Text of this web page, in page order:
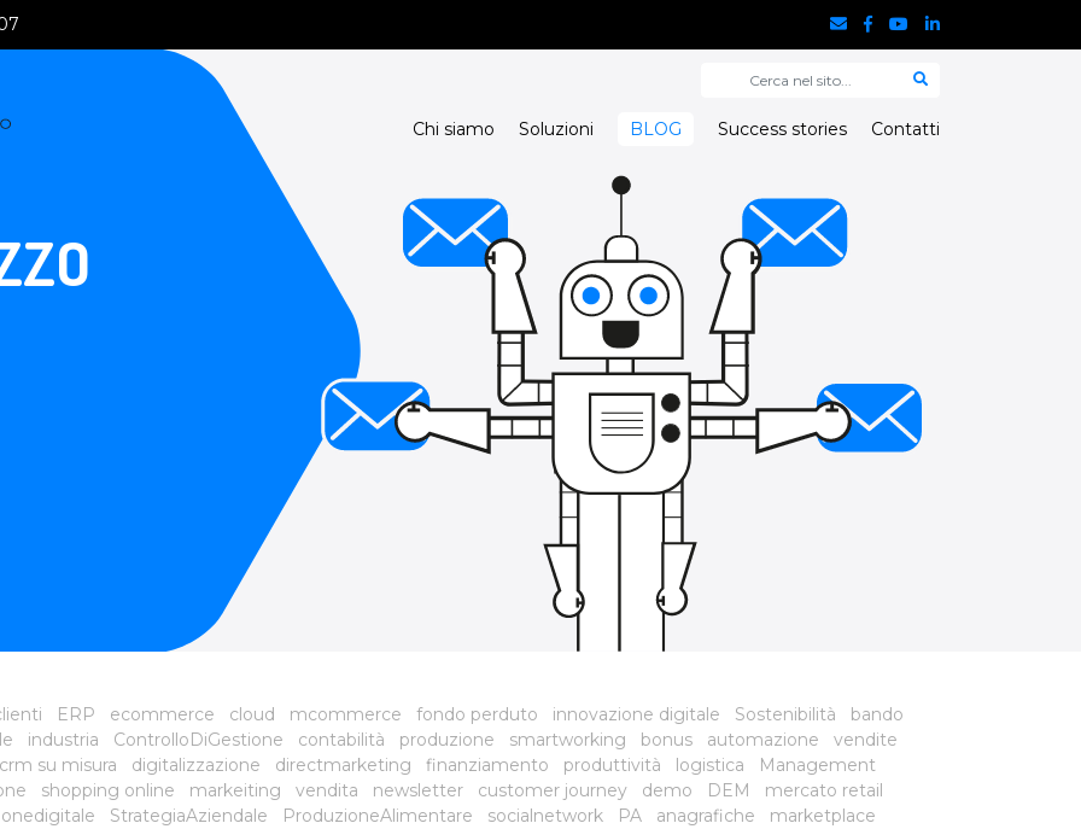
Chi siamo Soluzioni BLOG Success stories Contatti
ERP ecommerce cloud mcommerce fondo perduto innovazione digitale Sostenibilità
bando
industria ControlloDiGestione contabilità produzione smartworking bonus automazione
vendite
su misura
digitalizzazione directmarketing finanziamento produttività logistica
Management
shopping online markeiting vendita newsletter customer journey demo DEM
mercato retail
StrategiaAziendale ProduzioneAlimentare socialnetwork PA anagrafiche
marketplace